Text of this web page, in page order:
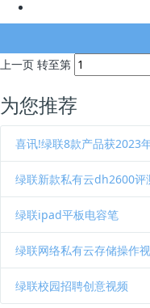
上一页 转至第
为您推荐
喜讯!绿联8款产品获2023
绿联新款私有云dh2600评
绿联ipad平板电容笔
绿联网络私有云存储操作
绿联校园招聘创意视频